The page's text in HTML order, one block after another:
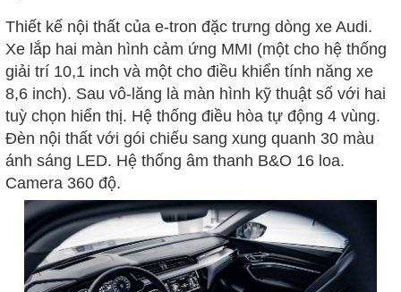
Thiết kế nội thất của e-tron đặc trưng dòng xe Audi.
Xe lắp hai màn hình cảm ứng MMI (một cho hệ thống
giải trí 10,1 inch và một cho điều khiển tính năng xe
8,6 inch). Sau vô-lăng là màn hình kỹ thuật số với hai
tuỳ chọn hiển thị. Hệ thống điều hòa tự động 4 vùng.
Đèn nội thất với gói chiếu sang xung quanh 30 màu
ánh sáng LED. Hệ thống âm thanh B&O 16 loa.
Camera 360 độ.